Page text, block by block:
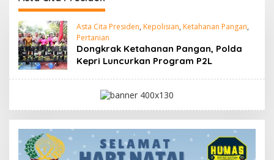
Asta Cita Presiden, Kepolisian, Ketahanan Pangan,
Pertanian
Dongkrak Ketahanan Pangan, Polda
Kepri Luncurkan Program P2L